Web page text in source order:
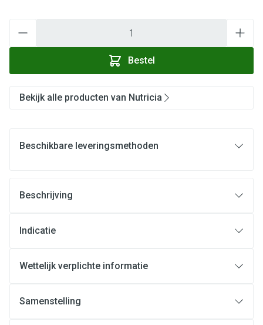
Bestel
Bekijk alle producten van Nutricia
Beschikbare leveringsmethoden
Beschrijving
Indicatie
Wettelijk verplichte informatie
Samenstelling